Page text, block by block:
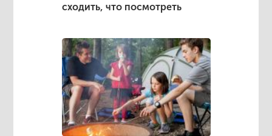
сходить, что посмотреть